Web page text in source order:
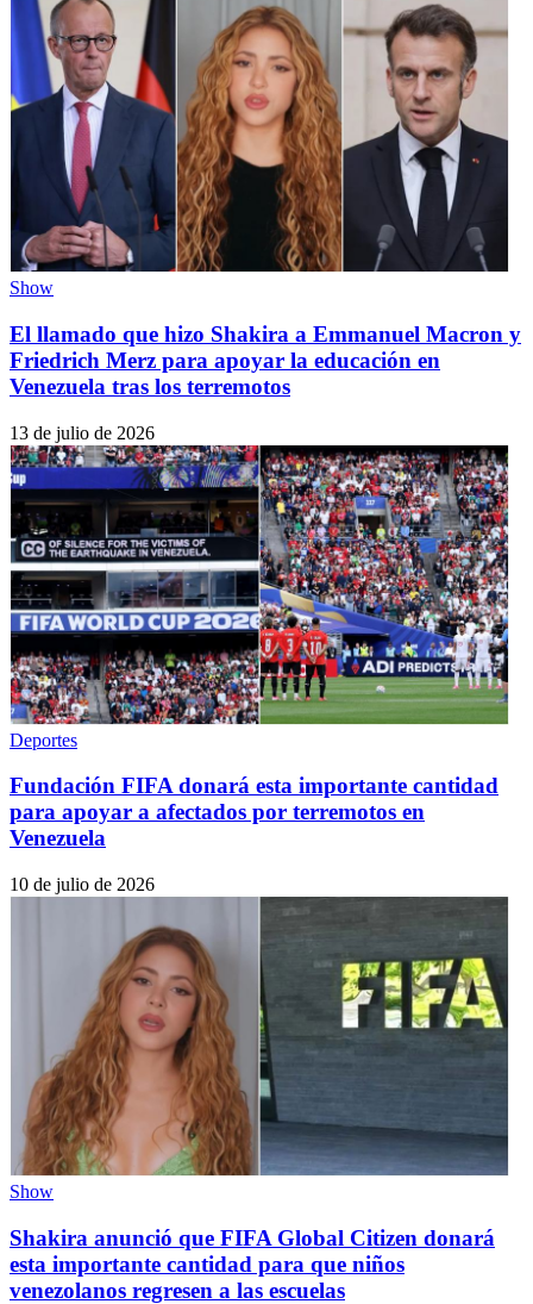
Show
El llamado que hizo Shakira a Emmanuel Macron y
Friedrich Merz para apoyar la educación en
Venezuela tras los terremotos
13 de julio de 2026
Deportes
Fundación FIFA donará esta importante cantidad
para apoyar a afectados por terremotos en
Venezuela
10 de julio de 2026
Show
Shakira anunció que FIFA Global Citizen donará
esta importante cantidad para que niños
venezolanos regresen a las escuelas